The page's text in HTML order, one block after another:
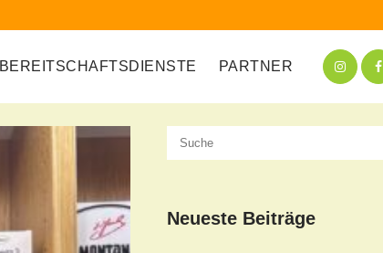
BEREITSCHAFTSDIENSTE PARTNER
Neueste Beiträge